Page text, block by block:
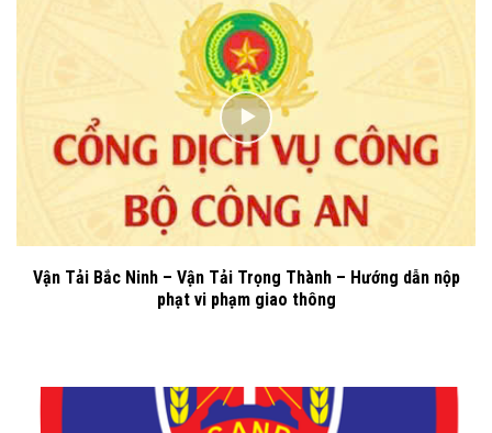
Vận Tải Bắc Ninh – Vận Tải Trọng Thành – Hướng dẫn nộp
phạt vi phạm giao thông